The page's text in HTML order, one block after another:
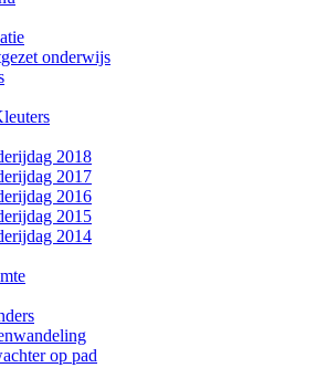
onderwijs
2018
2017
2016
2015
2014
op pad